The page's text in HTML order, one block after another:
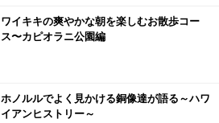
ワイキキの爽やかな朝を楽しむお散歩コー
ス〜カピオラニ公園編
ホノルルでよく見かける銅像達が語る～ハワ
イアンヒストリー～